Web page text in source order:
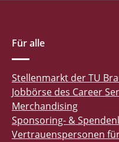
Für alle
Stellenmarkt der TU
Jobbörse des Career
Merchandising
Sponsoring- &
Vertrauenspersonen